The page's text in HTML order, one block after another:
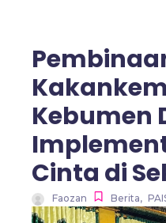
Kebumen
Cinta di
Faozan Berita,